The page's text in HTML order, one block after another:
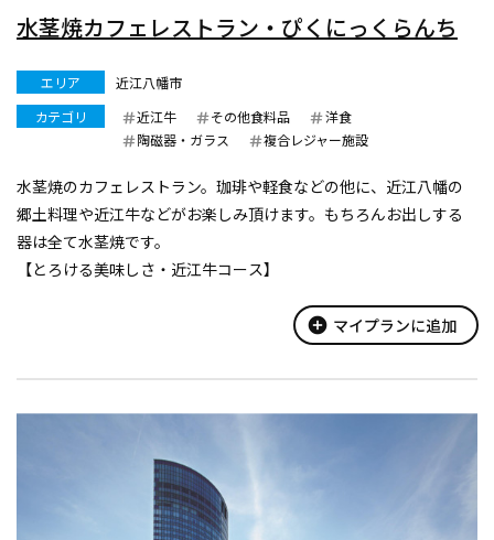
水茎焼カフェレストラン・ぴくにっくらんち
エリア
近江八幡市
カテゴリ
近江牛 その他食料品
洋食
陶磁器・ガラス
複合レジャー施設
水茎焼のカフェレストラン。珈琲や軽食などの他に、近江八幡の
郷土料理や近江牛などがお楽しみ頂けます。もちろんお出しする
器は全て水茎焼です。
【とろける美味しさ・近江牛コース】
自然が故郷。芸術的とも言えるサシと赤身の力強さが近江牛の真
add_circle マイプランに追加